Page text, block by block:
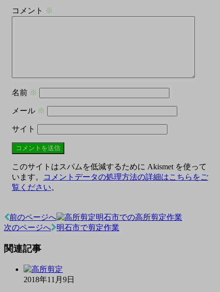
コメント ※
名前 ※
メール ※
サイト
このサイトはスパムを低減するために Akismet を使って
います。
コメントデータの処理方法の詳細はこちらをご
覧ください。
投
稿
ナ
前のページへ
明石市での高所剪定作業
次のページへ
明石市で剪定作業
関連記事
2018年11月9日